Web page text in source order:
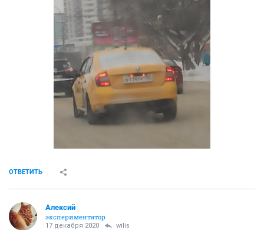
ОТВЕТИТЬ
Алексий
экспериментатор
17 декабря 2020 wilis